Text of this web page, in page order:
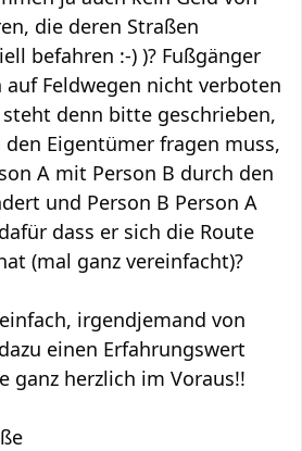
die deren Straßen
befahren :-) )? Fußgänger
auf Feldwegen nicht verboten
denn bitte geschrieben,
den Eigentümer fragen muss,
A mit Person B durch den
und Person B Person A
dass er sich die Route
(mal ganz vereinfacht)?
irgendjemand von
einen Erfahrungswert
ganz herzlich im Voraus!!